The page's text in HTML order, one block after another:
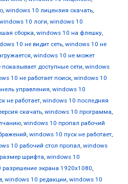
, windows 10 лицензия скачать,
10 логи, windows 10
сборка, windows 10 на флешку,
10 не видит сеть, windows 10 не
, windows 10 не может
доступные сети, windows
10 не работает поиск, windows 10
управления, windows 10
не работает, windows 10 последняя
скачать, windows 10 программа,
, windows 10 пропал рабочий
, windows 10 пуск не работает,
10 рабочий стол пропал, windows
шрифта, windows 10
разрешение экрана 1920x1080,
, windows 10 редакции, windows 10